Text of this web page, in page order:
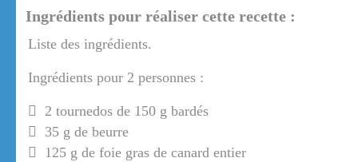
Ingrédients pour réaliser cette recette :
Liste des ingrédients.
Ingrédients pour 2 personnes :
2 tournedos de 150 g bardés
35 g de beurre
125 g de foie gras de canard entier